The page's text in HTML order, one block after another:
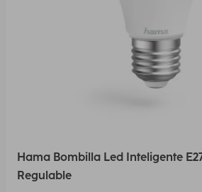
Hama Bombilla Led Inteligente E27
Regulable